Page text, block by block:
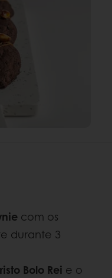
com os
durante 3
Bolo Rei e o